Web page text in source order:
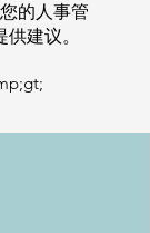
的人事管
建议。